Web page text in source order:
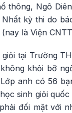
thông, Ngô
kỳ thi do
là Viện
tại Trường
khỏi bỡ
anh có 56
sinh giỏi
đối mặt với